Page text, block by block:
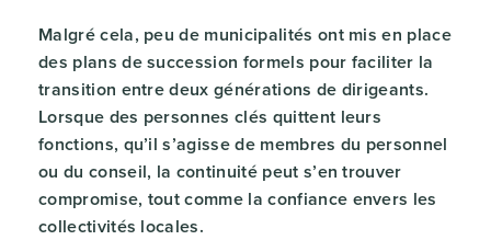
Malgré cela, peu de municipalités ont mis en place
des plans de succession formels pour faciliter la
transition entre deux générations de dirigeants.
Lorsque des personnes clés quittent leurs
fonctions, qu’il s’agisse de membres du personnel
ou du conseil, la continuité peut s’en trouver
compromise, tout comme la confiance envers les
collectivités locales.